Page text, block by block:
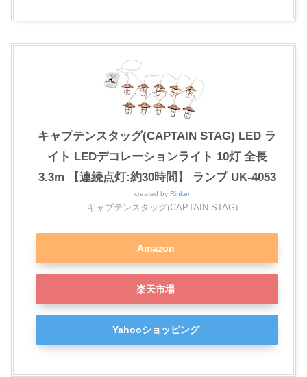
キャプテンスタッグ(CAPTAIN STAG) LED ラ
イト LEDデコレーションライト 10灯 全長
3.3m 【連続点灯:約30時間】 ランプ UK-4053
created by Rinker
キャプテンスタッグ(CAPTAIN STAG)
Amazon
楽天市場
Yahooショッピング